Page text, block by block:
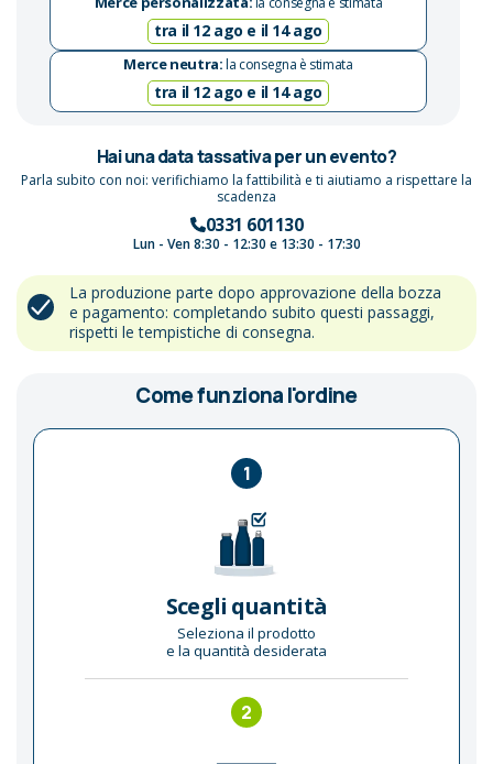
tra il 12 ago e il 14 ago
Merce neutra:la consegna è stimata
tra il 12 ago e il 14 ago
Hai una data tassativa per un evento?
Parla subito con noi: verifichiamo la fattibilità e ti aiutiamo a rispettare la
scadenza
0331 601130
Lun - Ven 8:30 - 12:30 e 13:30 - 17:30
La produzione parte dopo approvazione della bozza
e pagamento: completando subito questi passaggi,
rispetti le tempistiche di consegna.
Come funziona l'ordine
1
Scegli quantità
Seleziona il prodotto
e la quantità desiderata
2